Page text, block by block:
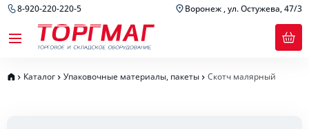
8-920-220-220-5 Воронеж , ул. Остужева, 47/3
Каталог Упаковочные материалы, пакеты Скотч малярный